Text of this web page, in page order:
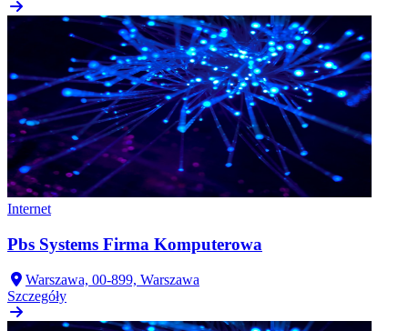
Internet
Pbs Systems Firma Komputerowa
Warszawa, 00-899, Warszawa
Szczegóły